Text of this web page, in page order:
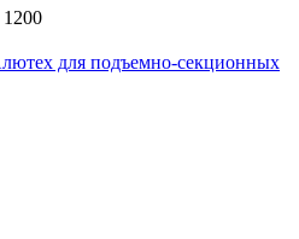
1200
для подъемно-секционных